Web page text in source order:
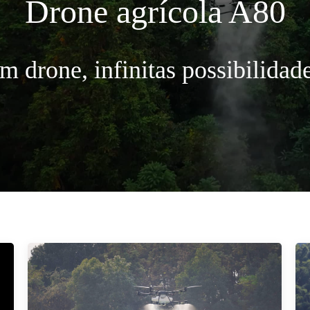
Drone agrícola A80
drone, infinitas